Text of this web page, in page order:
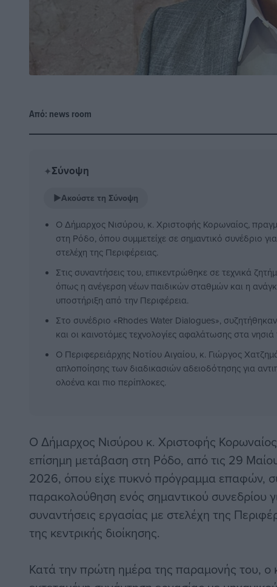
Από: news room
✦Σύνοψη
▶Ακούστε τη Σύνοψη
Ο Δήμαρχος Νισύρου, κ. Χριστοφής Κορωναίος,
στη Ρόδο, όπου συμμετείχε σε σημαντικό συνέδριο
στελέχη της Περιφέρειας.
Στις συναντήσεις του, επικεντρώθηκε σε τεχνικά
όπως η ανέγερση νέων παιδικών σταθμών και η
υποστήριξη από την Περιφέρεια.
Στο συνέδριο «Rhodes Water Dialogues»,
και οι καινοτόμες τεχνολογίες αφαλάτωσης στα νησιά
Ο Περιφερειάρχης Νοτίου Αιγαίου, κ. Γιώργος
απλοποίησης των διαδικασιών αδειοδότησης για
ολοένα και πιο περίπλοκες.
Ο Δήμαρχος Νισύρου κ. Χριστοφής
επίσημη μετάβαση στη Ρόδο, από τις 29
2026, όπου είχε πυκνό πρόγραμμα επαφών,
παρακολούθηση ενός σημαντικού συνεδρίου
συναντήσεις εργασίας με στελέχη της
της κεντρικής διοίκησης.
Κατά την πρώτη ημέρα της παραμονής του, ο